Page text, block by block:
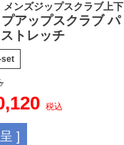
ンズジップスクラブ上下
アップスクラブ パ
トレッチ
set
税込
]